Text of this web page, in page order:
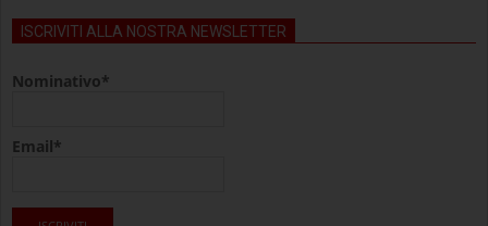
ISCRIVITI ALLA NOSTRA NEWSLETTER
Nominativo*
Email*